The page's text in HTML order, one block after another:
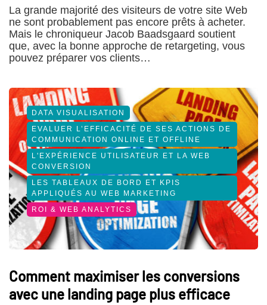
La grande majorité des visiteurs de votre site Web
ne sont probablement pas encore prêts à acheter.
Mais le chroniqueur Jacob Baadsgaard soutient
que, avec la bonne approche de retargeting, vous
pouvez préparer vos clients…
DATA VISUALISATION
EVALUER L’EFFICACITÉ DE SES ACTIONS DE
COMMUNICATION ONLINE ET OFFLINE
L'EXPÉRIENCE UTILISATEUR ET LA WEB
CONVERSION
LES TABLEAUX DE BORD ET KPIS
APPLIQUÉS AU WEB MARKETING
ROI & WEB ANALYTICS
Comment maximiser les conversions
avec une landing page plus efficace